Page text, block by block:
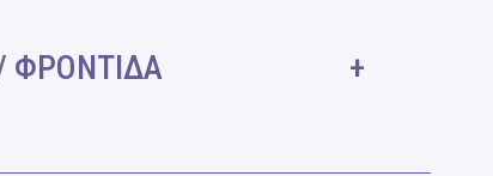
ΦΡΟΝΤΙΔΑ